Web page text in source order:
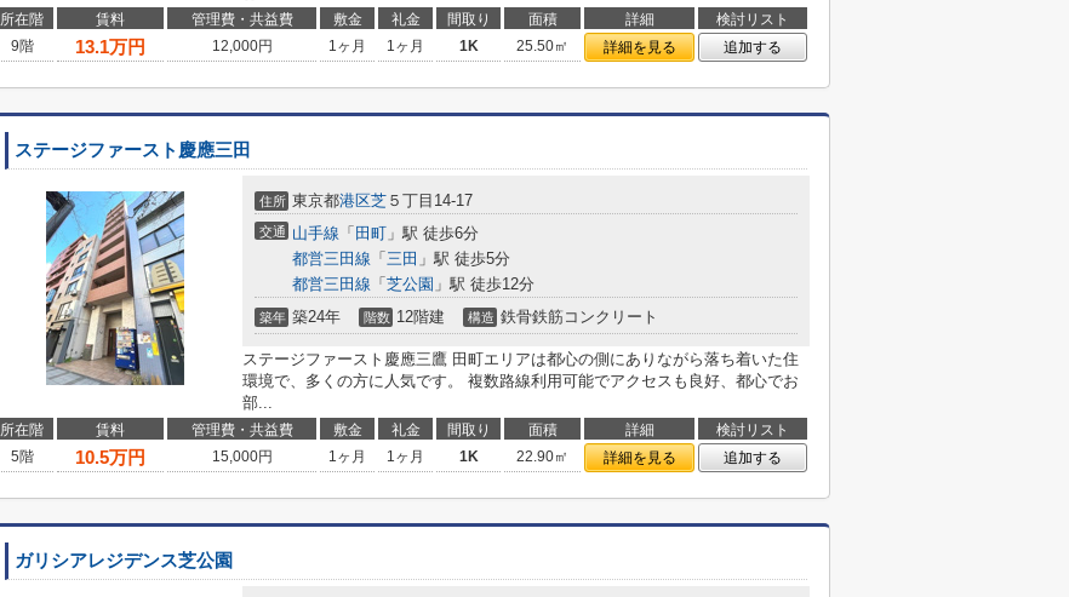
所在階 賃料 管理費・共益費 敷金 礼金 間取り 面積 詳細
検討リスト
9階
13.1万円 12,000円 1ヶ月 1ヶ月 1K 25.50㎡ 詳細を見る 追加する
ステージファースト慶應三田
住所 東京都港区芝 ５丁目14-17
交通 山手線 「 田町 」駅 徒歩6分
都営三田線 「 三田 」駅 徒歩5分
都営三田線 「 芝公園 」駅 徒歩12分
築年 築24年 階数 12階建 構造 鉄骨鉄筋コンクリート
ステージファースト慶應三鷹 田町エリアは都心の側にありながら落ち着いた住
環境で、多くの方に人気です。 複数路線利用可能でアクセスも良好、都心でお
部...
所在階 賃料 管理費・共益費 敷金 礼金 間取り 面積 詳細
検討リスト
5階
10.5万円 15,000円 1ヶ月 1ヶ月 1K 22.90㎡ 詳細を見る 追加する
ガリシアレジデンス芝公園